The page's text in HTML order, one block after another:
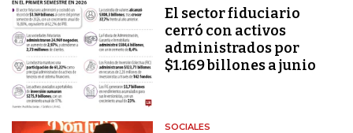
El sector fiduciario
cerró con activos
administrados por
$1.169 billones a junio
SOCIALES